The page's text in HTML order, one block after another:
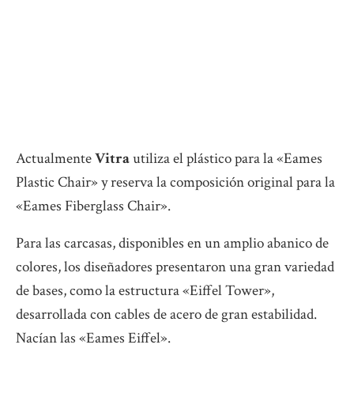
ActualmenteVitrautiliza el plástico para la «Eames
Plastic Chair» y reserva la composición original para la
«Eames Fiberglass Chair».
Para las carcasas, disponibles en un amplio abanico de
colores, los diseñadores presentaron una gran variedad
de bases, como la estructura «Eiffel Tower»,
desarrollada con cables de acero de gran estabilidad.
Nacían las «Eames Eiffel».